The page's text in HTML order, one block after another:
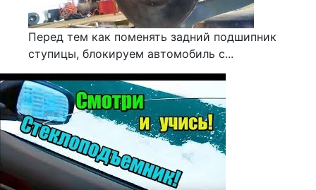
Перед тем как поменять задний подшипник
ступицы, блокируем автомобиль с...